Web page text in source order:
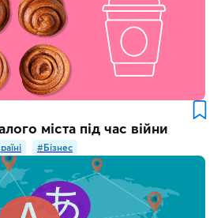
міста під час війни
#Бізнес